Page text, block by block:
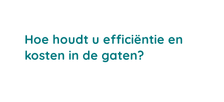
Hoe houdt u efficiëntie en
kosten in de gaten?